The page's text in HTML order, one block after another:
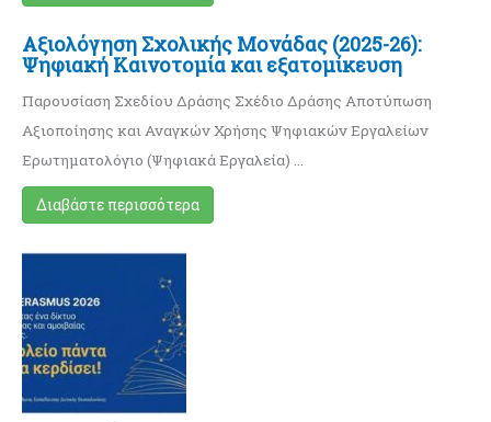
Αξιολόγηση Σχολικής Μονάδας (2025-26):
Ψηφιακή Καινοτομία και εξατομίκευση
Παρουσίαση Σχεδίου Δράσης Σχέδιο Δράσης Αποτύπωση
Αξιοποίησης και Αναγκών Χρήσης Ψηφιακών Εργαλείων
Ερωτηματολόγιο (Ψηφιακά Εργαλεία) …
Διαβάστε περισσότερα